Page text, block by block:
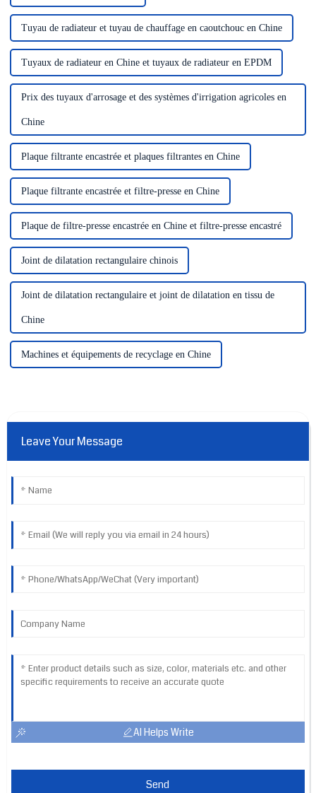
Tuyau de radiateur et tuyau de chauffage en caoutchouc en Chine
Tuyaux de radiateur en Chine et tuyaux de radiateur en EPDM
Prix ​​des tuyaux d'arrosage et des systèmes d'irrigation agricoles en
Chine
Plaque filtrante encastrée et plaques filtrantes en Chine
Plaque filtrante encastrée et filtre-presse en Chine
Plaque de filtre-presse encastrée en Chine et filtre-presse encastré
Joint de dilatation rectangulaire chinois
Joint de dilatation rectangulaire et joint de dilatation en tissu de
Chine
Machines et équipements de recyclage en Chine
Leave Your Message
AI Helps Write
Send